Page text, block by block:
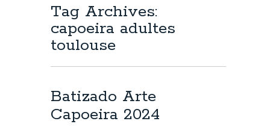
Tag Archives:
capoeira adultes
toulouse
Batizado Arte
Capoeira 2024